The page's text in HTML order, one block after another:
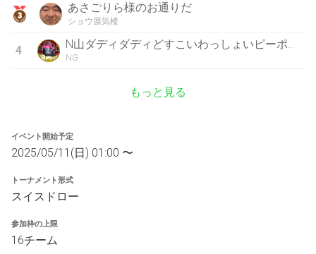
あさごりら様のお通りだ
ショウ蜃気楼
4 N山ダディダディどすこいわっしょいピーポーピーポー
NG
もっと見る
イベント開始予定
2025/05/11(日) 01:00 〜
トーナメント形式
スイスドロー
参加枠の上限
16チーム